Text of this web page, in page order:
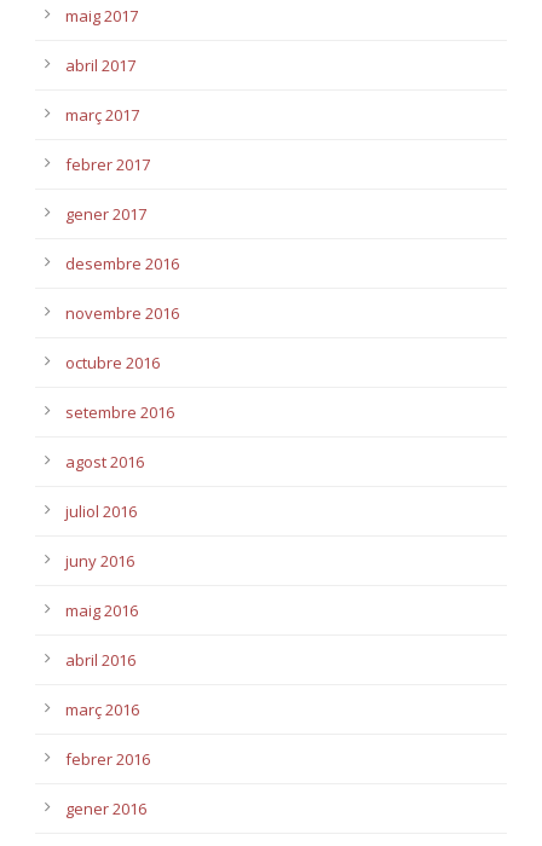
maig 2017
abril 2017
març 2017
febrer 2017
gener 2017
desembre 2016
novembre 2016
octubre 2016
setembre 2016
agost 2016
juliol 2016
juny 2016
maig 2016
abril 2016
març 2016
febrer 2016
gener 2016